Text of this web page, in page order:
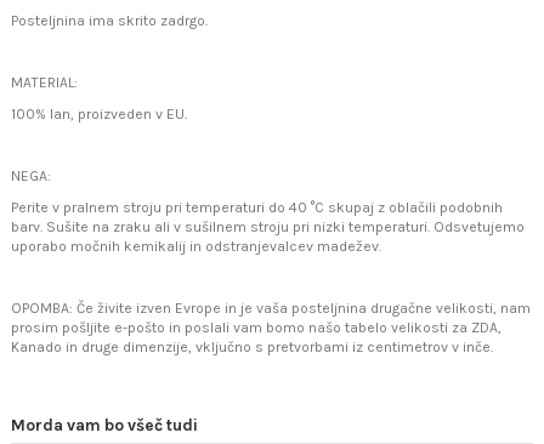
Posteljnina ima skrito zadrgo.
MATERIAL:
100% lan, proizveden v EU.
NEGA:
Perite v pralnem stroju pri temperaturi do 40 °C skupaj z oblačili podobnih
barv. Sušite na zraku ali v sušilnem stroju pri nizki temperaturi. Odsvetujemo
uporabo močnih kemikalij in odstranjevalcev madežev.
OPOMBA: Če živite izven Evrope in je vaša posteljnina drugačne velikosti, nam
prosim pošljite e-pošto in poslali vam bomo našo tabelo velikosti za ZDA,
Kanado in druge dimenzije, vključno s pretvorbami iz centimetrov v inče.
Morda vam bo všeč tudi